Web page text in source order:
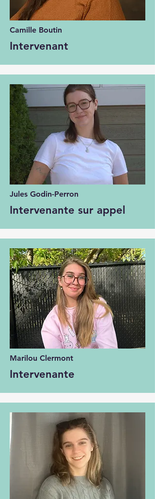
Camille Boutin
Intervenant
Jules Godin-Perron
Intervenante sur appel
Marilou Clermont
Intervenante